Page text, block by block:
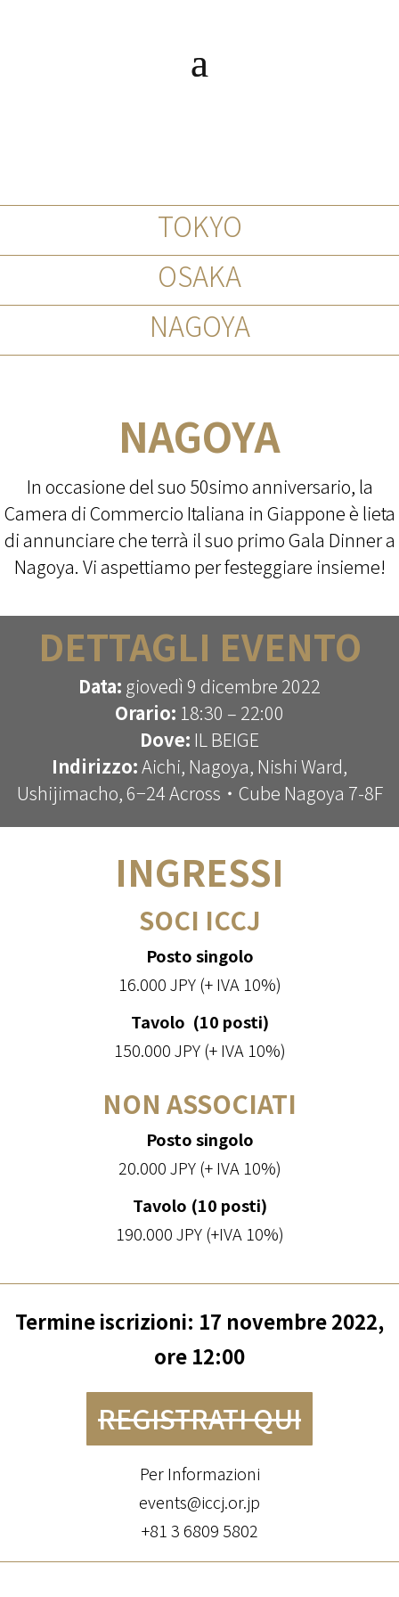
TOKYO
OSAKA
NAGOYA
NAGOYA
In occasione del suo 50simo anniversario, la
Camera di Commercio Italiana in Giappone è lieta
di annunciare che terrà il suo primo Gala Dinner a
Nagoya. Vi aspettiamo per festeggiare insieme!
DETTAGLI EVENTO
Data: giovedì 9 dicembre 2022
Orario: 18:30 – 22:00
Dove: IL BEIGE
Indirizzo:Aichi, Nagoya, Nishi Ward,
Ushijimacho, 6−24 Across・Cube Nagoya 7-8F
INGRESSI
SOCI ICCJ
Posto singolo
16.000 JPY (+ IVA 10%)
Tavolo (10 posti)
150.000 JPY (+ IVA 10%)
NON ASSOCIATI
Posto singolo
20.000 JPY (+ IVA 10%)
Tavolo (10 posti)
190.000 JPY (+IVA 10%)
Termine iscrizioni: 17 novembre 2022,
ore 12:00
REGISTRATI QUI
Per Informazioni
events@iccj.or.jp
+81 3 6809 5802